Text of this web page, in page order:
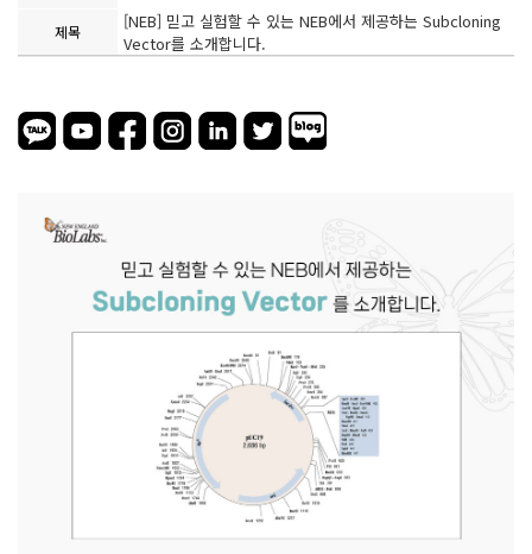
제목
[NEB] 믿고 실험할 수 있는 NEB에서 제공하는 Subcloning
Vector를 소개합니다.